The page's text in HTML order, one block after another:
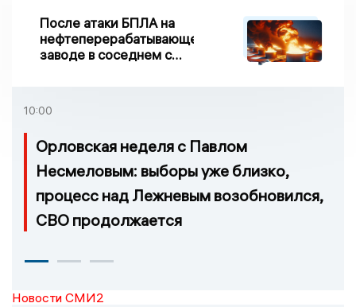
После атаки БПЛА на
нефтеперерабатывающем
заводе в соседнем с
возгорание
10:00
Орловская неделя с Павлом
Несмеловым: выборы уже близко,
процесс над Лежневым возобновился,
СВО продолжается
Новости СМИ2